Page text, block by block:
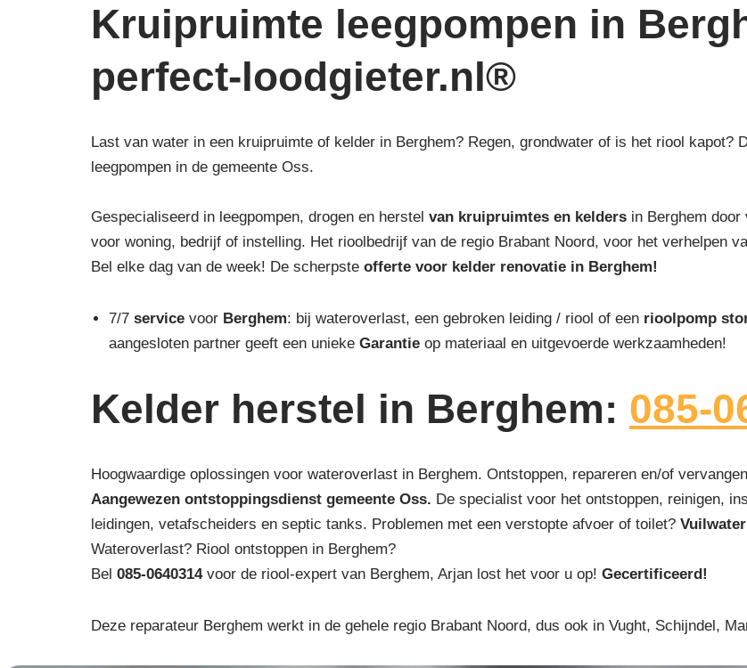
Kruipruimte leegpompen in
perfect-loodgieter.nl®
Last van water in een kruipruimte of kelder in Berghem? Regen, grondwater of is het riool kapot?
leegpompen in de gemeente Oss.
Gespecialiseerd in leegpompen, drogen en herstel van kruipruimtes en kelders in Berghem
voor woning, bedrijf of instelling. Het rioolbedrijf van de regio Brabant Noord, voor het verhelpen
Bel elke dag van de week! De scherpste offerte voor kelder renovatie in Berghem!
7/7 service voor Berghem: bij wateroverlast, een gebroken leiding / riool of een rioolpomp
aangesloten partner geeft een unieke Garantie op materiaal en uitgevoerde werkzaamheden!
Kelder herstel in Berghem: 085-
Hoogwaardige oplossingen voor wateroverlast in Berghem. Ontstoppen, repareren en/of
Aangewezen ontstoppingsdienst gemeente Oss. De specialist voor het ontstoppen, reinigen,
leidingen, vetafscheiders en septic tanks. Problemen met een verstopte afvoer of toilet?
Wateroverlast? Riool ontstoppen in Berghem?
Bel 085-0640314 voor de riool-expert van Berghem, Arjan lost het voor u op! Gecertificeerd!
Deze reparateur Berghem werkt in de gehele regio Brabant Noord, dus ook in Vught, Schijndel,